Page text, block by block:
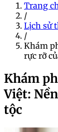
Trang
/
Lịch sử
/
Khám
rực rỡ
Khám
Việt:
tộc